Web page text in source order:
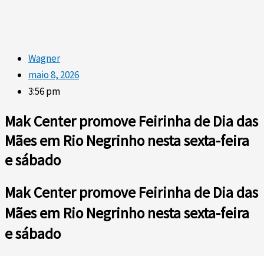
Wagner
maio 8, 2026
3:56 pm
Mak Center promove Feirinha de Dia das
Mães em Rio Negrinho nesta sexta-feira
e sábado
Mak Center promove Feirinha de Dia das
Mães em Rio Negrinho nesta sexta-feira
e sábado